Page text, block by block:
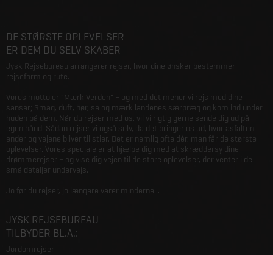
DE STØRSTE OPLEVELSER
ER DEM DU SELV SKABER
Jysk Rejsebureau arrangerer rejser, hvor dine ønsker bestemmer
rejseform og rute.
Vores motto er "Mærk Verden" – og med det mener vi rejs med dine
sanser; Smag, duft, hør, se og mærk landenes særpræg og kom ind under
huden på dem. Når du rejser med os, vil vi rigtig gerne sende dig ud på
egen hånd. Sådan rejser vi også selv, da det bringer os ud, hvor asfalten
ender og vejene bliver til stier. Det er nemlig ofte dér, man får de største
oplevelser. Vores speciale er at hjælpe dig med at skræddersy dine
drømmerejser – og vise dig vejen til de store oplevelser, der venter i de
små detaljer undervejs.
Jo før du rejser, jo længere varer minderne...
JYSK REJSEBUREAU
TILBYDER BL.A.:
Jordomrejser